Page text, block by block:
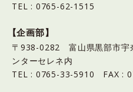
TEL : 0765-62-1515
【企画部】
〒938-0282 富山県黒部市宇
ンターセレネ内
TEL : 0765-33-5910 FAX :